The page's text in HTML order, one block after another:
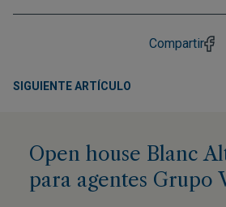
Compartir
SIGUIENTE ARTÍCULO
Open house Blanc
para agentes Grupo